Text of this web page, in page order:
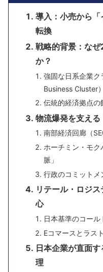
導入：小売から
転換
戦略的背景：な
か？
強固な日系企業
Business Cluster）
伝統的経済拠点の
物流爆発を支え
南部経済回廊（
ホーチミン・モ
脈」
行政のコミット
リテール・ロジ
心
日本基準のコール
Eコマースとラス
日本企業が直面
理